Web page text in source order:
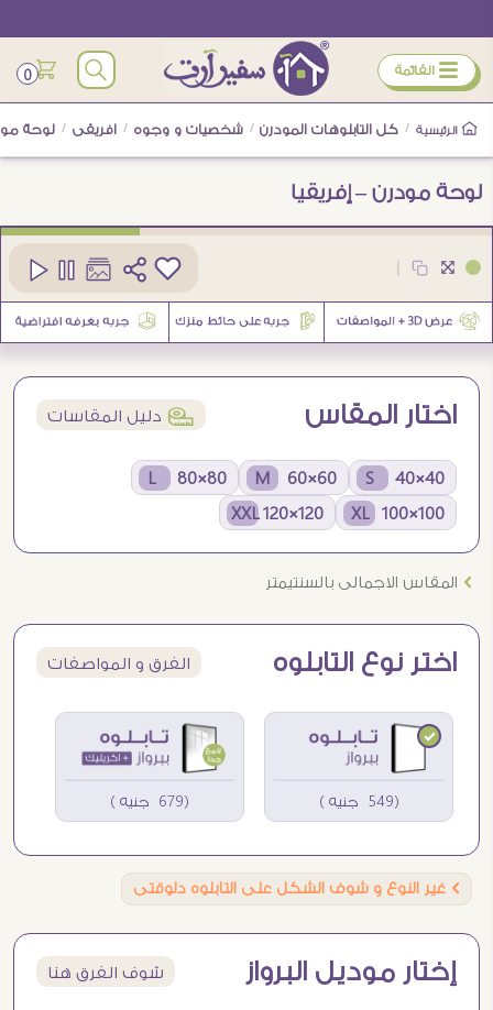
ÿ القائمة 0
الرئيسية / كل التابلوهات المودرن / شخصيات و وجوه / افريقى / لوحة
لوحة مودرن – إفريقيا
اختار المقاس í دليل المقاسات
40×40 S
60×60 M
80×80 L
100×100 XL
120×120 XXL
Ö المقاس الاجمالى بالسنتيمتر
اختر نوع التابلوه الفرق و المواصفات
(549 جنيه ) (679 جنيه )
Ö غير النوع و شوف الشكل على التابلوه دلوقتى
إختار موديل البرواز شوف الفرق هنا